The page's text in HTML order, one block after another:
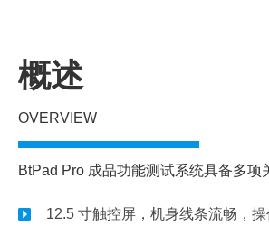
概述
OVERVIEW
BtPad Pro 成品功能测试系统具备多项
12.5 寸触控屏，机身线条流畅，操